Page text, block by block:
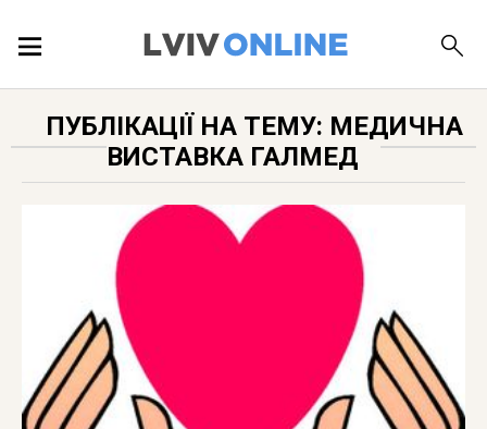
ЛОКАЦІЇ
ПУБЛІКАЦІЇ
ДОВІДКА
ПУБЛІКАЦІЇ НА ТЕМУ: МЕДИЧНА
ВИСТАВКА ГАЛМЕД